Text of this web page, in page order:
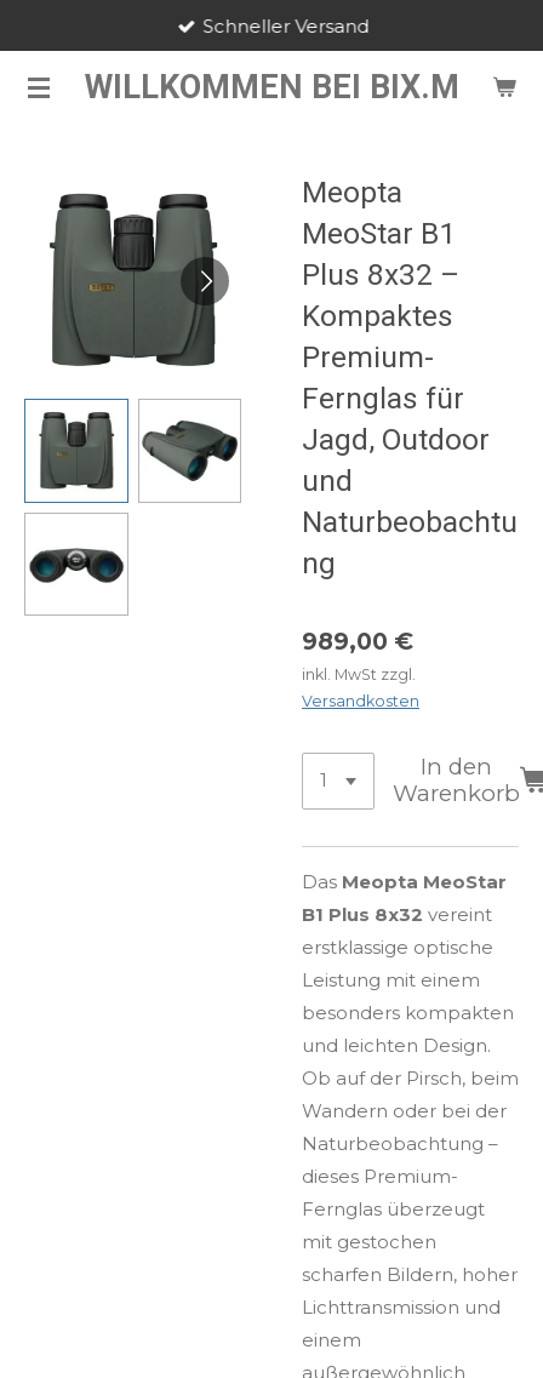
springen WILLKOMMEN BEI BIX.M
Schneller Versand
Meopta
MeoStar B1
Plus 8x32 –
Kompaktes
Premium-
Fernglas für
Jagd, Outdoor
und
Naturbeobachtu
ng
989,00 €
inkl. MwSt zzgl.
Versandkosten
In den
Warenkorb
Das Meopta MeoStar
B1 Plus 8x32 vereint
erstklassige optische
Leistung mit einem
besonders kompakten
und leichten Design.
Ob auf der Pirsch, beim
Wandern oder bei der
Naturbeobachtung –
dieses Premium-
Fernglas überzeugt
mit gestochen
scharfen Bildern, hoher
Lichttransmission und
einem
außergewöhnlich